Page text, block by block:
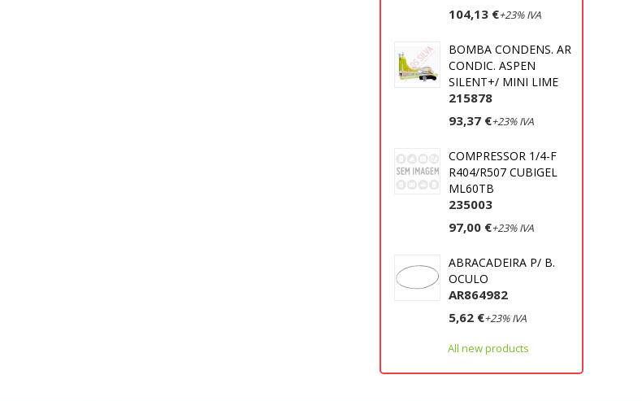
104,13 €+23% IVA
BOMBA CONDENS. AR
CONDIC. ASPEN
SILENT+/ MINI LIME
215878
93,37 €+23% IVA
COMPRESSOR 1/4-F
R404/R507 CUBIGEL
ML60TB
235003
97,00 €+23% IVA
ABRACADEIRA P/ B.
OCULO
AR864982
5,62 €+23% IVA
All new products